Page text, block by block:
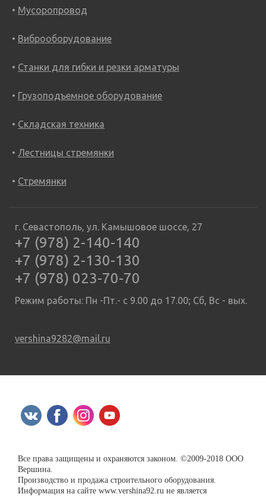
Мусоропровод
Виброоборудование
Станки для гибки и резки арматуры
Грузоподъемное оборудование
Складская техника
Лестницы стремянки
Стремянки
г. Севастополь, ул. Камышовое шоссе, 27
+7 (978) 2-140-140
+7 (978) 2-130-130
+7 (978) 023-70-70
Режим работы: Пн -Пт.- с 9.00 до 17.00; Сб, Вс - вых.
vershina9282@mail.ru
Все права защищены и охраняются законом. ©2009-2018 ООО
Вершина.
Производство и продажа строительного оборудования.
Информация на сайте www.vershina92.ru не является